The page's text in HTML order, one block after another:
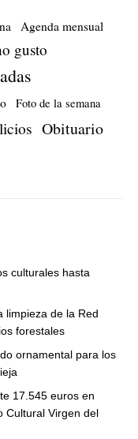
Agenda mensual
gusto
Foto de la semana
Obituario
culturales hasta
limpieza de la Red
forestales
ornamental para los
17.545 euros en
Cultural Virgen del